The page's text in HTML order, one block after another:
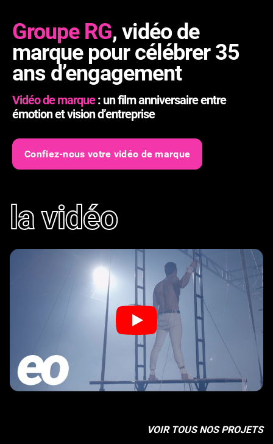
Groupe RG, vidéo de
marque pour célébrer 35
ans d’engagement
Vidéo de marque: un film anniversaire entre
émotion et vision d’entreprise
Confiez-nous votre vidéo de marque
la vidéo
VOIR TOUS NOS PROJETS